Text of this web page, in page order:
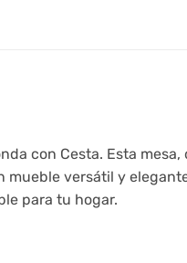
con Cesta. Esta
versátil y
para tu hogar.